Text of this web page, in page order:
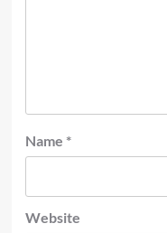
Name *
Website